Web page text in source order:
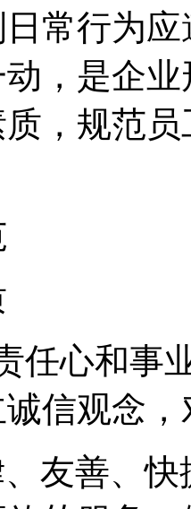
常行为
，是企
，规范
任心和事
信观念
友善、快